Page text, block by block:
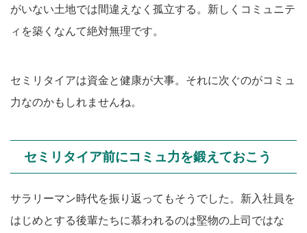
がいない土地では間違えなく孤立する。新しくコミュニテ
ィを築くなんて絶対無理です。
セミリタイアは資金と健康が大事。それに次ぐのがコミュ
力なのかもしれませんね。
セミリタイア前にコミュ力を鍛えておこう
サラリーマン時代を振り返ってもそうでした。新入社員を
はじめとする後輩たちに慕われるのは堅物の上司ではな